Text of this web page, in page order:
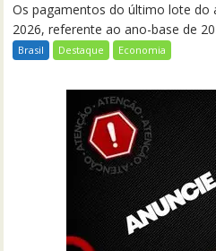
Os pagamentos do último lote do
2026, referente ao ano-base de
Brasil Destaque Economia